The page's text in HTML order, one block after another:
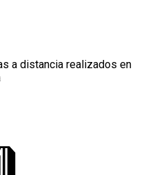
a distancia realizados en